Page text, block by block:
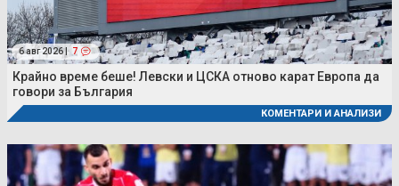
6 авг 2026 | 7
Крайно време беше! Левски и ЦСКА отново карат Европа да
говори за България
КОМЕНТАРИ И АНАЛИЗИ